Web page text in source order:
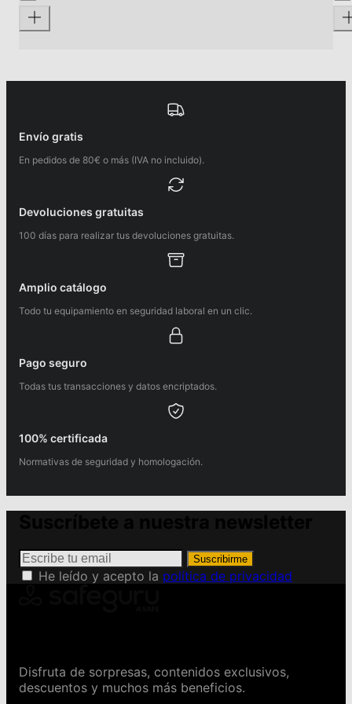
Envío gratis
En pedidos de 80€ o más (IVA no incluido).
Devoluciones gratuitas
100 días para realizar tus devoluciones gratuitas.
Amplio catálogo
Todo tu equipamiento en seguridad laboral en un clic.
Pago seguro
Todas tus transacciones y datos encriptados.
100% certificada
Normativas de seguridad y homologación.
Suscribirme
He leído y acepto la política de privacidad
Disfruta de sorpresas, contenidos exclusivos,
descuentos y muchos más beneficios.